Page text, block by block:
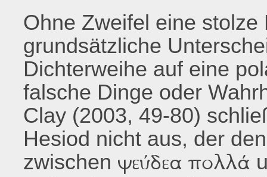
Ohne Zweifel eine
grundsätzliche
Dichterweihe auf eine
falsche Dinge oder
Clay (2003, 49-80)
Hesiod nicht aus, der
zwischen ψεύδεα πολλά